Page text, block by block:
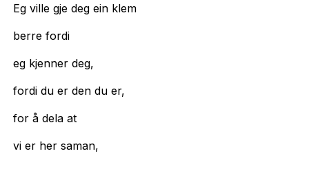
Eg ville gje deg ein klem
berre fordi
eg kjenner deg,
fordi du er den du er,
for å dela at
vi er her saman,